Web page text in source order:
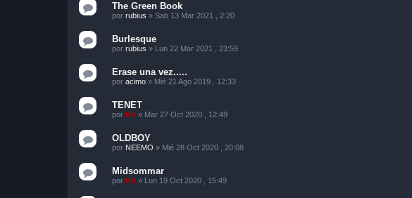
The Green Book
por rubius » Sab 13 Mar 2021 , 2:20
Burlesque
por rubius » Lun 22 Mar 2021 , 23:59
Erase una vez.....
por acimo » Mié 21 Ago 2019 , 12:33
TENET
por Kir » Mar 27 Oct 2020 , 12:49
OLDBOY
por NEEMO » Mié 28 Oct 2020 , 20:08
Midsommar
por Kir » Lun 19 Oct 2020 , 15:49